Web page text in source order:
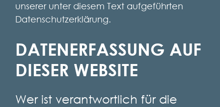
unserer unter diesem Text aufgeführten
Datenschutzerklärung.
DATENERFASSUNG AUF
DIESER WEBSITE
Wer ist verantwortlich für die